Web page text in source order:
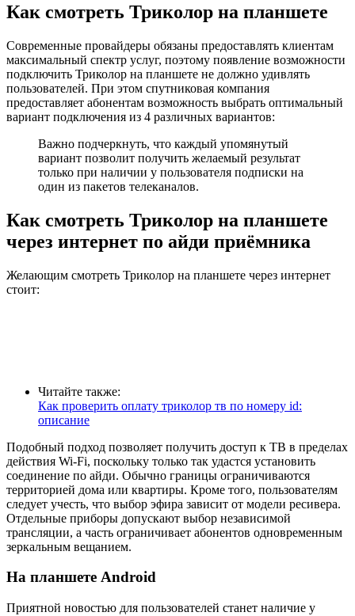
Как смотреть Триколор на планшете
Современные провайдеры обязаны предоставлять клиентам
максимальный спектр услуг, поэтому появление возможности
подключить Триколор на планшете не должно удивлять
пользователей. При этом спутниковая компания
предоставляет абонентам возможность выбрать оптимальный
вариант подключения из 4 различных вариантов:
Важно подчеркнуть, что каждый упомянутый
вариант позволит получить желаемый результат
только при наличии у пользователя подписки на
один из пакетов телеканалов.
Как смотреть Триколор на планшете
через интернет по айди приёмника
Желающим смотреть Триколор на планшете через интернет
стоит:
Читайте также:
Как проверить оплату триколор тв по номеру id:
описание
Подобный подход позволяет получить доступ к ТВ в пределах
действия Wi-Fi, поскольку только так удастся установить
соединение по айди. Обычно границы ограничиваются
территорией дома или квартиры. Кроме того, пользователям
следует учесть, что выбор эфира зависит от модели ресивера.
Отдельные приборы допускают выбор независимой
трансляции, а часть ограничивает абонентов одновременным
зеркальным вещанием.
На планшете Android
Приятной новостью для пользователей станет наличие у